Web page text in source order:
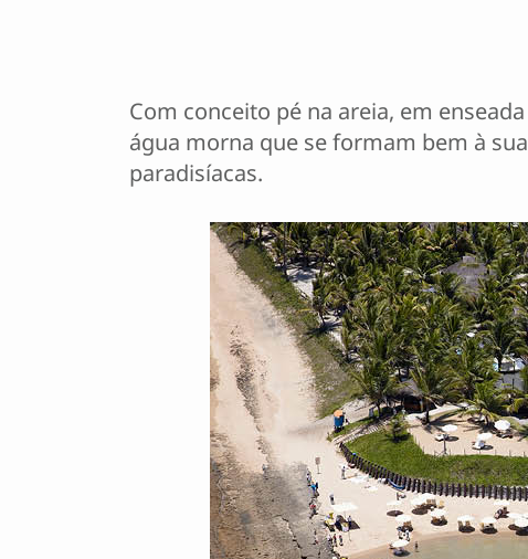
Com conceito pé na areia, em
água morna que se formam bem à
paradisíacas.